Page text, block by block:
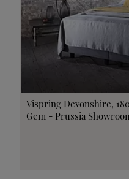
Vispring Devonshire,
Gem - Prussia